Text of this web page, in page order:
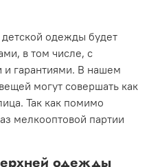
одежды будет
в том числе, с
и гарантиями. В нашем
могут совершать как
Так как помимо
мелкооптовой партии
одежды